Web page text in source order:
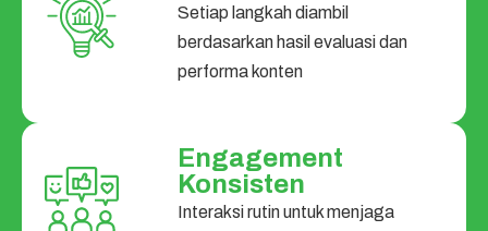
Setiap langkah diambil
berdasarkan hasil evaluasi dan
performa konten
Engagement
Konsisten
Interaksi rutin untuk menjaga